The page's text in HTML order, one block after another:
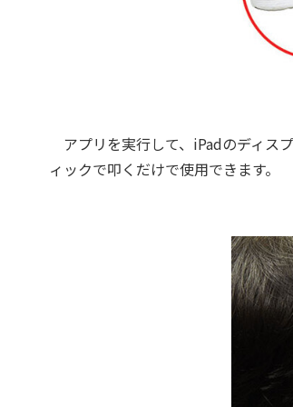
アプリを実行して、iPadのディス
ィックで叩くだけで使用できます。